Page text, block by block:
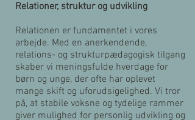
Relationer, struktur og udvikling
Relationen er fundamentet i vores
arbejde. Med en anerkendende,
relations- og strukturpædagogisk tilgang
skaber vi meningsfulde hverdage for
børn og unge, der ofte har oplevet
mange skift og uforudsigelighed. Vi tror
på, at stabile voksne og tydelige rammer
giver mulighed for personlig udvikling og